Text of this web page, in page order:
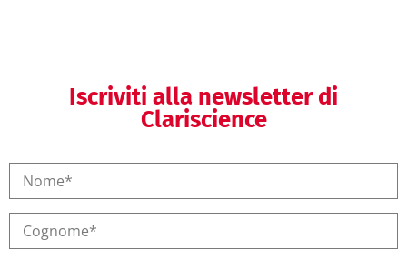
Iscriviti alla newsletter di
Clariscience